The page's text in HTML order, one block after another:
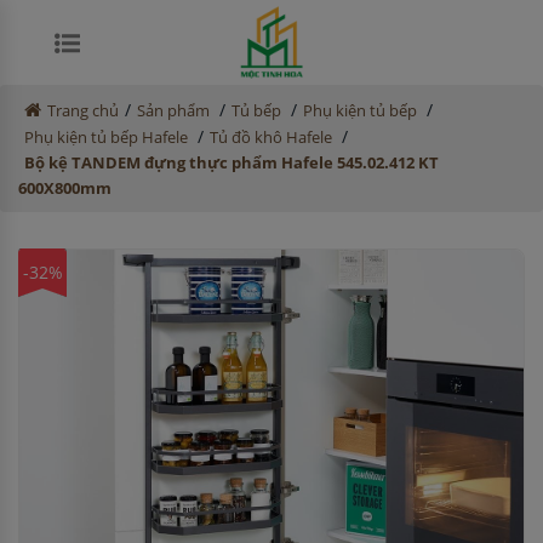
Trang chủ / Sản phẩm / Tủ bếp / Phụ kiện tủ bếp /
Phụ kiện tủ bếp Hafele / Tủ đồ khô Hafele /
Bộ kệ TANDEM đựng thực phẩm Hafele 545.02.412 KT
600X800mm
-32%